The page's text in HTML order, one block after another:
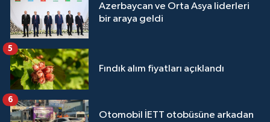
Azerbaycan ve Orta Asya liderleri
bir araya geldi
Fındık alım fiyatları açıklandı
5
Otomobil İETT otobüsüne arkadan
6